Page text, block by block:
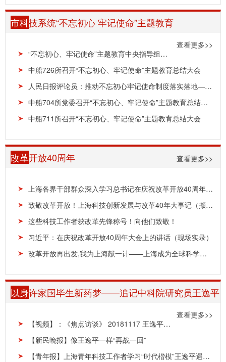
市科技系统“不忘初心 牢记使命”主题教育
查看更多>>
“不忘初心、牢记使命”主题教育中央指导组、巡回督导组工作总结会议召开陈希、杨晓渡出席并讲话
中船726所召开“不忘初心、牢记使命”主题教育总结大会
人民日报评论员：推动不忘初心牢记使命制度落实落地——论学习贯彻习近平总书记在主题教育总结大...
中船704所党委召开“不忘初心、牢记使命”主题教育总结大会
中船711所召开“不忘初心、牢记使命”主题教育总结大会
改革开放40周年 查看更多>>
上海各界干部群众深入学习总书记在庆祝改革开放40周年大会上的重要讲话精神
致敬改革开放！上海科技创新发展与改革40年大事记（撷选）
这些科技工作者获改革先锋称号！向他们致敬！
习近平：在庆祝改革开放40周年大会上的讲话（现场实录）
改革开放再出发,我为上海献一计——上海成为全球科学家最向往的中国工作城市之一
以身许家国毕生新药梦——追记中科院研究员王逸平
查看更多>>
【视频】：《焦点访谈》 20181117 王逸平：苦研良药的“病人”
【新民晚报】像王逸平一样“再战一回”
【青年报】上海青年科技工作者学习“时代楷模”王逸平遇到困难要坚持“再战一回合”